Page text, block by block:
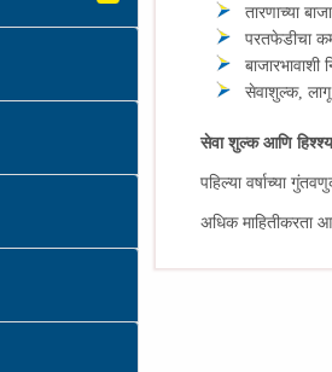
तारणाच्या
परतफेडीचा
सेवाशुल्क,
सेवा शुल्क आणि
पहिल्या वर्षाच्या
अधिक माहितीकरता